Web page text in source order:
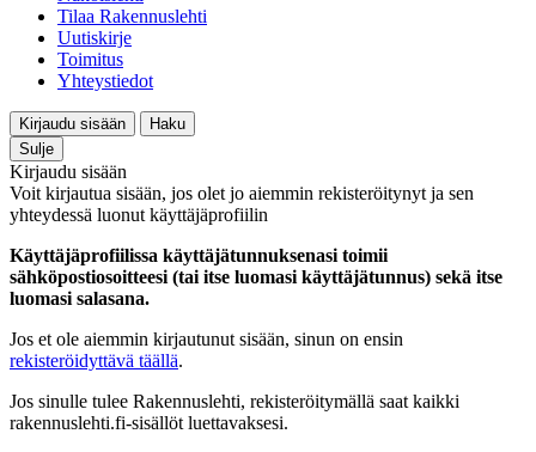
Tilaa Rakennuslehti
Uutiskirje
Toimitus
Yhteystiedot
Kirjaudu sisään
Haku
Sulje
Kirjaudu sisään
Voit kirjautua sisään, jos olet jo aiemmin rekisteröitynyt ja sen
yhteydessä luonut käyttäjäprofiilin
Käyttäjäprofiilissa käyttäjätunnuksenasi toimii
sähköpostiosoitteesi (tai itse luomasi käyttäjätunnus) sekä itse
luomasi salasana.
Jos et ole aiemmin kirjautunut sisään, sinun on ensin
rekisteröidyttävä täällä.
Jos sinulle tulee Rakennuslehti, rekisteröitymällä saat kaikki
rakennuslehti.fi-sisällöt luettavaksesi.